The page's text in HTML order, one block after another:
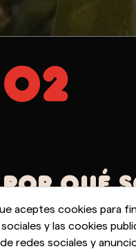
02
POR QUÉ
PIEZAS DE
aceptes cookies para
y las cookies
redes sociales y